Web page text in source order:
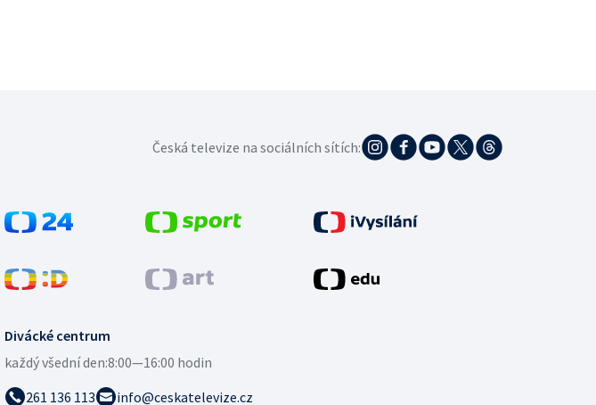
Divácké centrum
každý všední den:8:00—16:00 hodin
261 136 113
info@ceskatelevize.cz
Česká televize na sociálních sítích: